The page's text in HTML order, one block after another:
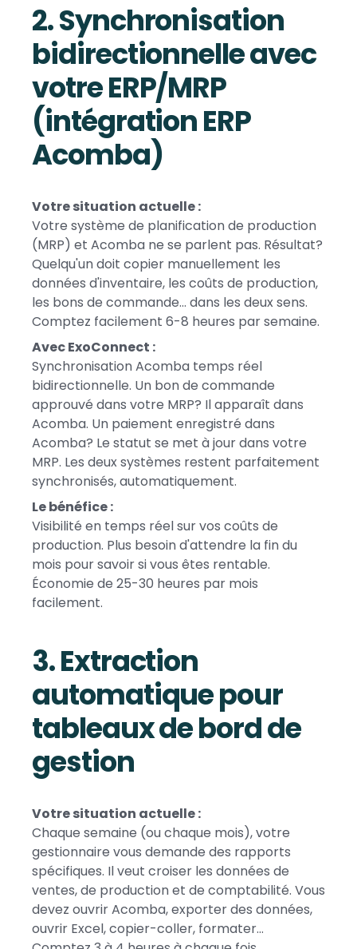
2. Synchronisation
bidirectionnelle avec
votre ERP/MRP
(intégration ERP
Acomba)
Votre situation actuelle :
Votre système de planification de production
(MRP) et Acomba ne se parlent pas. Résultat?
Quelqu'un doit copier manuellement les
données d'inventaire, les coûts de production,
les bons de commande... dans les deux sens.
Comptez facilement 6-8 heures par semaine.
Avec ExoConnect :
Synchronisation Acomba temps réel
bidirectionnelle. Un bon de commande
approuvé dans votre MRP? Il apparaît dans
Acomba. Un paiement enregistré dans
Acomba? Le statut se met à jour dans votre
MRP. Les deux systèmes restent parfaitement
synchronisés, automatiquement.
Le bénéfice :
Visibilité en temps réel sur vos coûts de
production. Plus besoin d'attendre la fin du
mois pour savoir si vous êtes rentable.
Économie de 25-30 heures par mois
facilement.
3. Extraction
automatique pour
tableaux de bord de
gestion
Votre situation actuelle :
Chaque semaine (ou chaque mois), votre
gestionnaire vous demande des rapports
spécifiques. Il veut croiser les données de
ventes, de production et de comptabilité. Vous
devez ouvrir Acomba, exporter des données,
ouvrir Excel, copier-coller, formater...